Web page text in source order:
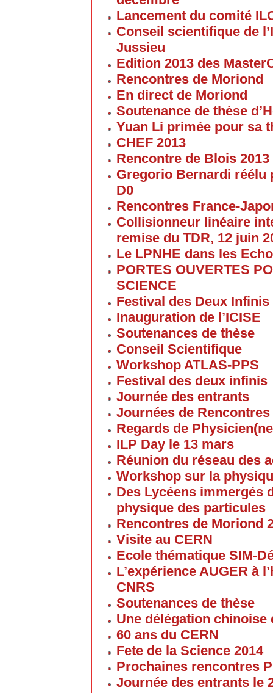
Lancement du comité
Conseil scientifique de
Jussieu
Edition 2013 des
Rencontres de Moriond
En direct de Moriond
Soutenance de thèse
Yuan Li primée pour sa
CHEF 2013
Rencontre de Blois 2013
Gregorio Bernardi réélu
D0
Rencontres France-
Collisionneur linéaire
remise du TDR, 12 juin
Le LPNHE dans les
PORTES OUVERTES
SCIENCE
Festival des Deux Infinis
Inauguration de l’ICISE
Soutenances de thèse
Conseil Scientifique
Workshop ATLAS-PPS
Festival des deux infinis
Journée des entrants
Journées de
Regards de
ILP Day le 13 mars
Réunion du réseau des
Workshop sur la
Des Lycéens immergés
physique des particules
Rencontres de Moriond
Visite au CERN
Ecole thématique SIM-
L’expérience AUGER à
CNRS
Soutenances de thèse
Une délégation
60 ans du CERN
Fete de la Science 2014
Prochaines rencontres
Journée des entrants le